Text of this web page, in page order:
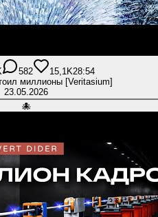
582 15,1K28:54
миллионы [Veritasium]
23.05.2026
🐙